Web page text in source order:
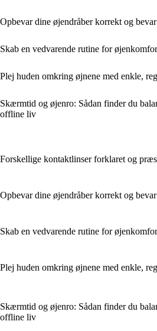
Opbevar dine øjendråber korrekt og
Skab en vedvarende rutine for
Plej huden omkring øjnene med enkle,
Skærmtid og øjenro: Sådan finder du
offline liv
Forskellige kontaktlinser forklaret og
Opbevar dine øjendråber korrekt og
Skab en vedvarende rutine for
Plej huden omkring øjnene med enkle,
Skærmtid og øjenro: Sådan finder du
offline liv